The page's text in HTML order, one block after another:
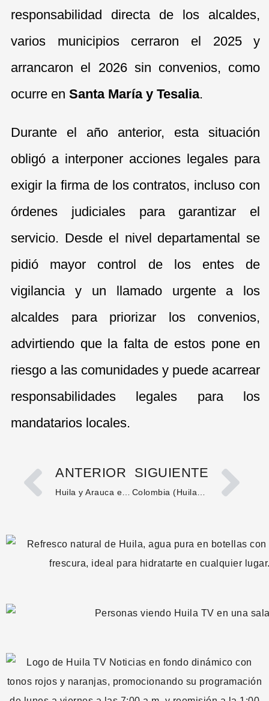
responsabilidad directa de los alcaldes,
varios municipios cerraron el 2025 y
arrancaron el 2026 sin convenios, como
ocurre en Santa María y Tesalia.
Durante el año anterior, esta situación
obligó a interponer acciones legales para
exigir la firma de los contratos, incluso con
órdenes judiciales para garantizar el
servicio. Desde el nivel departamental se
pidió mayor control de los entes de
vigilancia y un llamado urgente a los
alcaldes para priorizar los convenios,
advirtiendo que la falta de estos pone en
riesgo a las comunidades y puede acarrear
responsabilidades legales para los
mandatarios locales.
ANTERIOR SIGUIENTE